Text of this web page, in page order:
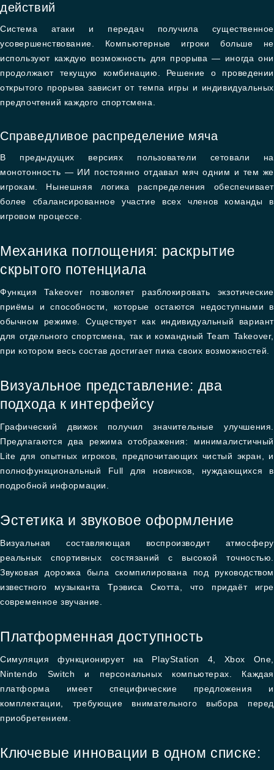
действий
Система атаки и передач получила существенное
усовершенствование. Компьютерные игроки больше не
используют каждую возможность для прорыва — иногда они
продолжают текущую комбинацию. Решение о проведении
открытого прорыва зависит от темпа игры и индивидуальных
предпочтений каждого спортсмена.
Справедливое распределение мяча
В предыдущих версиях пользователи сетовали на
монотонность — ИИ постоянно отдавал мяч одним и тем же
игрокам. Нынешняя логика распределения обеспечивает
более сбалансированное участие всех членов команды в
игровом процессе.
Механика поглощения: раскрытие
скрытого потенциала
Функция Takeover позволяет разблокировать экзотические
приёмы и способности, которые остаются недоступными в
обычном режиме. Существует как индивидуальный вариант
для отдельного спортсмена, так и командный Team Takeover,
при котором весь состав достигает пика своих возможностей.
Визуальное представление: два
подхода к интерфейсу
Графический движок получил значительные улучшения.
Предлагаются два режима отображения: минималистичный
Lite для опытных игроков, предпочитающих чистый экран, и
полнофункциональный Full для новичков, нуждающихся в
подробной информации.
Эстетика и звуковое оформление
Визуальная составляющая воспроизводит атмосферу
реальных спортивных состязаний с высокой точностью.
Звуковая дорожка была скомпилирована под руководством
известного музыканта Трэвиса Скотта, что придаёт игре
современное звучание.
Платформенная доступность
Симуляция функционирует на PlayStation 4, Xbox One,
Nintendo Switch и персональных компьютерах. Каждая
платформа имеет специфические предложения и
комплектации, требующие внимательного выбора перед
приобретением.
Ключевые инновации в одном списке: